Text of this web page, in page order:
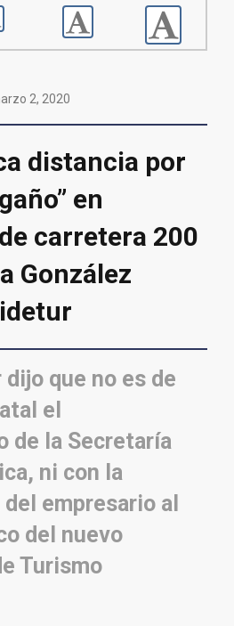
2, 2020
distancia por
en
carretera 200
González
dijo que no es de
el
de la Secretaría
ni con la
empresario al
del nuevo
Turismo